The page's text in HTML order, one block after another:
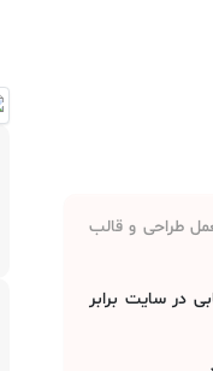
طراحی و قالب
در سایت برابر